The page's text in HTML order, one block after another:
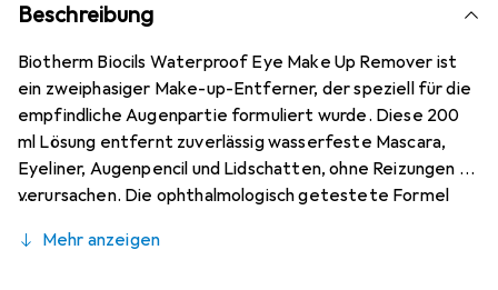
Beschreibung
Biotherm Biocils Waterproof Eye Make Up Remover ist
ein zweiphasiger Make-up-Entferner, der speziell für die
empfindliche Augenpartie formuliert wurde. Diese 200
ml Lösung entfernt zuverlässig wasserfeste Mascara,
Eyeliner, Augenpencil und Lidschatten, ohne Reizungen zu
verursachen. Die ophthalmologisch getestete Formel
die Make-up und Verunreinigungen gründlich von der Haut
Mehr anzeigen